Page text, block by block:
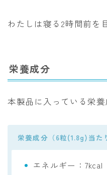
わたしは寝る2時間前を
栄養成分
本製品に入っている栄養
栄養成分（6粒(1.8g)当た
エネルギー：7kcal